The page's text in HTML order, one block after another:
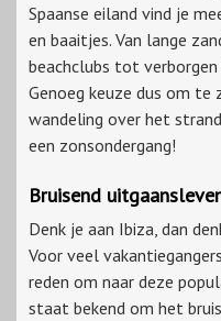
Spaanse eiland vind je
en baaitjes. Van lange
beachclubs tot
Genoeg keuze dus om te
wandeling over het
een zonsondergang!
Bruisend
Denk je aan Ibiza, dan
Voor veel
reden om naar deze
staat bekend om het